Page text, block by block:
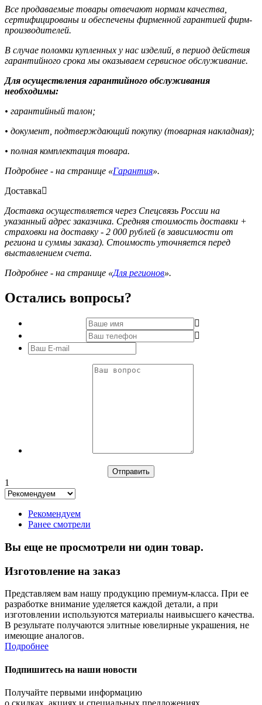
Все продаваемые товары отвечают нормам качества,
сертифицированы и обеспечены фирменной гарантией фирм-
производителей.
В случае поломки купленных у нас изделий, в период действия
гарантийного срока мы оказываем сервисное обслуживание.
Для осуществления гарантийного обслуживания
необходимы:
• гарантийный талон;
• документ, подтверждающий покупку (товарная накладная);
• полная комплектация товара.
Подробнее - на странице «Гарантия».
Доставка
Доставка осуществляется через Спецсвязь России на
указанный адрес заказчика. Средняя стоимость доставки +
страховки на доставку - 2 000 рублей (в зависимости от
региона и суммы заказа). Стоимость уточняется перед
выставлением счета.
Подробнее - на странице «Для регионов».
Остались вопросы?
1
Рекомендуем
Ранее смотрели
Вы еще не просмотрели ни один товар.
Изготовление на заказ
Представляем вам нашу продукцию премиум-класса. При ее
разработке внимание уделяется каждой детали, а при
изготовлении используются материалы наивысшего качества.
В результате получаются элитные ювелирные украшения, не
имеющие аналогов.
Подробнее
Подпишитесь на наши новости
Получайте первыми информацию
о скидках, акциях и специальных предложениях